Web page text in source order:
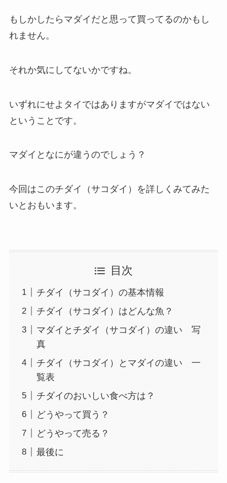
もしかしたらマダイだと思って買ってるのかもし
れません。
それか気にしてないかですね。
いずれにせよタイではありますがマダイではない
ということです。
マダイとなにが違うのでしょう？
今回はこのチダイ（サコダイ）を詳しくみてみた
いとおもいます。
目次
チダイ（サコダイ）の基本情報
チダイ（サコダイ）はどんな魚？
マダイとチダイ（サコダイ）の違い 写
真
チダイ（サコダイ）とマダイの違い 一
覧表
チダイのおいしい食べ方は？
どうやって買う？
どうやって売る？
最後に